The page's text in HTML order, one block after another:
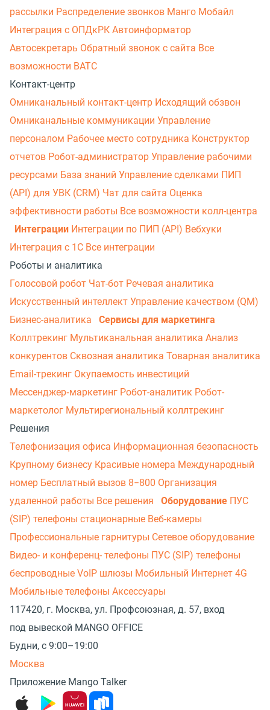
рассылки Распределение звонков Манго Мобайл
Интеграция с ОПДкРК Автоинформатор
Автосекретарь Обратный звонок с сайта Все
возможности ВАТС
Контакт-центр
Омниканальный контакт-центр Исходящий обзвон
Омниканальные коммуникации Управление
персоналом Рабочее место сотрудника Конструктор
отчетов Робот-администратор Управление рабочими
ресурсами База знаний Управление сделками ПИП
(API) для УВК (CRM) Чат для сайта Оценка
эффективности работы Все возможности колл-центра
Интеграции Интеграции по ПИП (API) Вебхуки
Интеграция с 1С Все интеграции
Роботы и аналитика
Голосовой робот Чат-бот Речевая аналитика
Искусственный интеллект Управление качеством (QM)
Бизнес-аналитика
Сервисы для маркетинга
Коллтрекинг Мультиканальная аналитика Анализ
конкурентов Сквозная аналитика Товарная аналитика
Email-трекинг Окупаемость инвестиций
Мессенджер‑маркетинг Робот-аналитик Робот-
маркетолог Мультирегиональный коллтрекинг
Решения
Телефонизация офиса Информационная безопасность
Крупному бизнесу Красивые номера Международный
номер Бесплатный вызов 8−800 Организация
удаленной работы Все решения Оборудование ПУС
(SIP) телефоны стационарные Веб-камеры
Профессиональные гарнитуры Сетевое оборудование
Видео- и конференц- телефоны ПУС (SIP) телефоны
беспроводные VoIP шлюзы Мобильный Интернет 4G
Мобильные телефоны Аксессуары
117420, г. Москва, ул. Профсоюзная, д. 57, вход
под вывеской MANGO OFFICE
Будни, с 9:00–19:00
Москва
Приложение Mango Talker